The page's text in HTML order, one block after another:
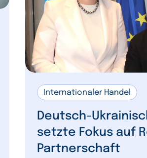
Internationaler Handel
Deutsch-
setzte Fokus auf
Partnerschaft